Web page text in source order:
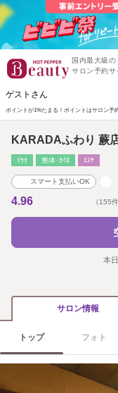
国内最大級の
サロン予約サ
ゲストさん
ポイントが1%たまる！ ポイントはサロン予
KARADAふわり 蕨
ﾘﾗｸ 整体･ｶｲﾛ ｴｽﾃ
スマート支払いOK
4.96 （155件
本
サロン情報
トップ フォト